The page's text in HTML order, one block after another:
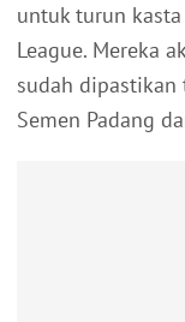
untuk turun
League. Mereka
sudah dipastikan
Semen Padang